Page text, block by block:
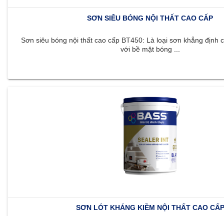
SƠN SIÊU BÓNG NỘI THẤT CAO CẤP
Sơn siêu bóng nội thất cao cấp BT450: Là loại sơn khẳng định
với bề mặt bóng ...
SƠN LÓT KHÁNG KIỀM NỘI THẤT CAO CẤP